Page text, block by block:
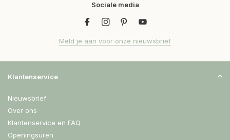
Sociale media
Meld je aan voor onze nieuwsbrief
Klantenservice
Nieuwsbrief
Over ons
Klantenservice en FAQ
Openingsuren